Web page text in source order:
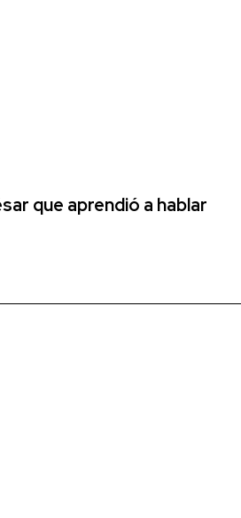
que aprendió a hablar